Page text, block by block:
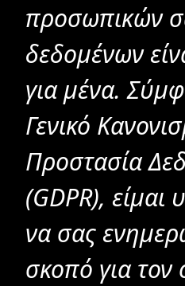
προσωπικών
δεδομένων
για μένα.
Γενικό
Προστασία
(GDPR),
να σας
σκοπό για τον